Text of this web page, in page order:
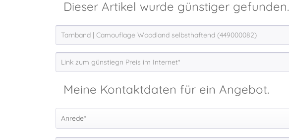
Dieser Artikel wurde günstiger gefunden.
Meine Kontaktdaten für ein Angebot.